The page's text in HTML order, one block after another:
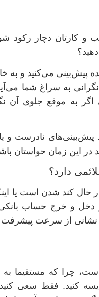
کارتان دچار رکود
پیش‌بینی می‌کنید و
به سراغ شما
به موقع جلوی آن
پیش‌بینی‌های نادرست
در این زمان حواستان
دارد؟
کند شدن است یا
دخل و خرج حساب
نشانی از سرعت
چرا که مستقیما
کنید. فقط سعی